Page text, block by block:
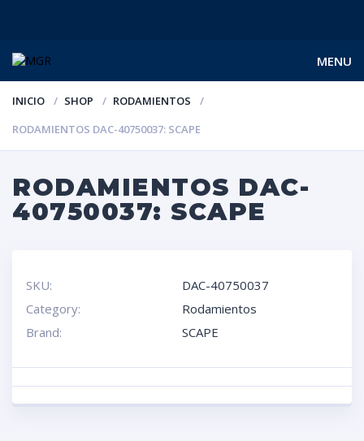
MENU
INICIO SHOP
RODAMIENTOS
RODAMIENTOS DAC-40750037: SCAPE
RODAMIENTOS DAC-
40750037: SCAPE
SKU:
DAC-40750037
Category:
Rodamientos
Brand:
SCAPE